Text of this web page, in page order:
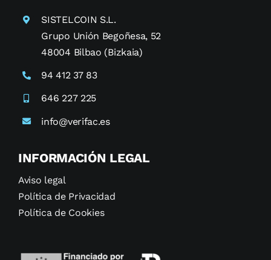
SISTELCOIN S.L.
Grupo Unión Begoñesa, 52
48004 Bilbao (Bizkaia)
94 412 37 83
646 227 225
info@verifac.es
INFORMACIÓN LEGAL
Aviso legal
Política de Privacidad
Política de Cookies